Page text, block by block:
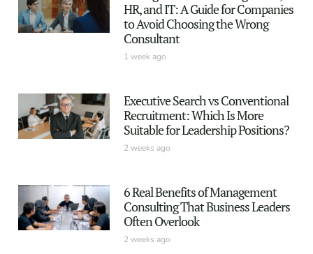
HR, and IT: A Guide for Companies
to Avoid Choosing the Wrong
Consultant
1 week ago
Executive Search vs Conventional
Recruitment: Which Is More
Suitable for Leadership Positions?
2 weeks ago
6 Real Benefits of Management
Consulting That Business Leaders
Often Overlook
2 weeks ago